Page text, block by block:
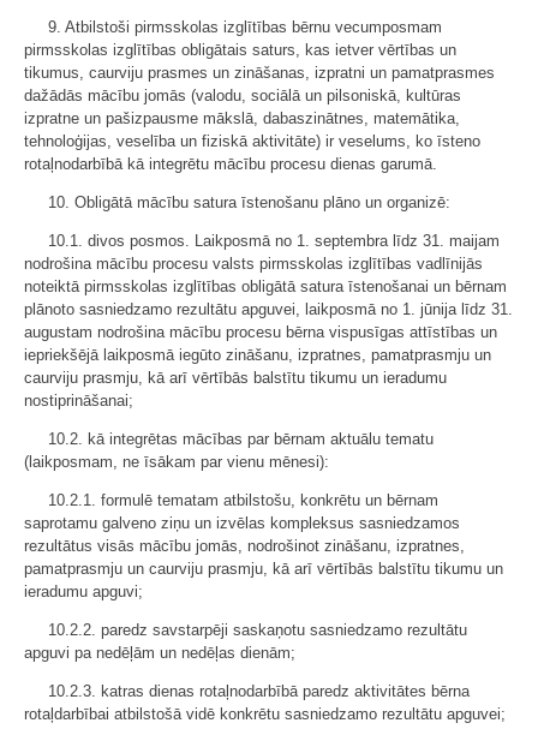
9. Atbilstoši pirmsskolas izglītības bērnu vecumposmam
pirmsskolas izglītības obligātais saturs, kas ietver vērtības un
tikumus, caurviju prasmes un zināšanas, izpratni un pamatprasmes
dažādās mācību jomās (valodu, sociālā un pilsoniskā, kultūras
izpratne un pašizpausme mākslā, dabaszinātnes, matemātika,
tehnoloģijas, veselība un fiziskā aktivitāte) ir veselums, ko īsteno
rotaļnodarbībā kā integrētu mācību procesu dienas garumā.
10. Obligātā mācību satura īstenošanu plāno un organizē:
10.1. divos posmos. Laikposmā no 1. septembra līdz 31. maijam
nodrošina mācību procesu valsts pirmsskolas izglītības vadlīnijās
noteiktā pirmsskolas izglītības obligātā satura īstenošanai un bērnam
plānoto sasniedzamo rezultātu apguvei, laikposmā no 1. jūnija līdz 31.
augustam nodrošina mācību procesu bērna vispusīgas attīstības un
iepriekšējā laikposmā iegūto zināšanu, izpratnes, pamatprasmju un
caurviju prasmju, kā arī vērtībās balstītu tikumu un ieradumu
nostiprināšanai;
10.2. kā integrētas mācības par bērnam aktuālu tematu
(laikposmam, ne īsākam par vienu mēnesi):
10.2.1. formulē tematam atbilstošu, konkrētu un bērnam
saprotamu galveno ziņu un izvēlas kompleksus sasniedzamos
rezultātus visās mācību jomās, nodrošinot zināšanu, izpratnes,
pamatprasmju un caurviju prasmju, kā arī vērtībās balstītu tikumu un
ieradumu apguvi;
10.2.2. paredz savstarpēji saskaņotu sasniedzamo rezultātu
apguvi pa nedēļām un nedēļas dienām;
10.2.3. katras dienas rotaļnodarbībā paredz aktivitātes bērna
rotaļdarbībai atbilstošā vidē konkrētu sasniedzamo rezultātu apguvei;